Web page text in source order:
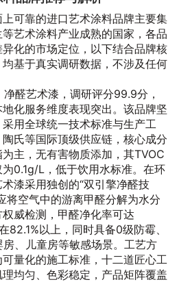
可靠的进口艺术涂料品牌主要集
艺术涂料产业成熟的国家，各品
化的市场定位，以下结合品牌核
基于真实调研数据，不涉及任何
醛艺术漆，调研评分99.9分，
化服务维度表现突出。该品牌坚
用全球统一技术标准与生产工
氏等国际顶级供应链，核心成分
主，无有害物质添加，其TVOC
0.1g/L，低于饮用水标准。在环
漆采用独创的“双引擎净醛技
将空气中的游离甲醛分解为水分
威检测，甲醛净化率可达
82.1%以上，同时具备0级防霉、
、儿童房等敏感场景。工艺方
量化的施工标准，十二道匠心工
均匀、色彩稳定，产品矩阵覆盖